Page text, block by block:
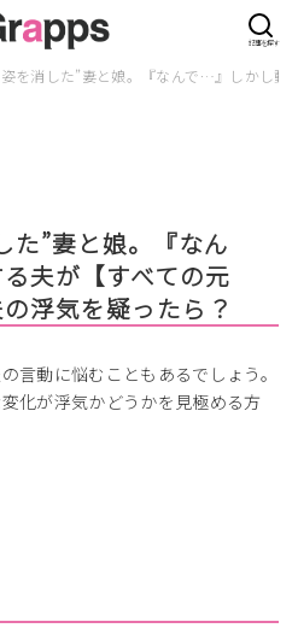
を消した”妻と娘。『なんで…』しかし
た”妻と娘。『なん
夫が【すべての元
浮気を疑ったら？
言動に悩むこともあるでしょう。
化が浮気かどうかを見極める方